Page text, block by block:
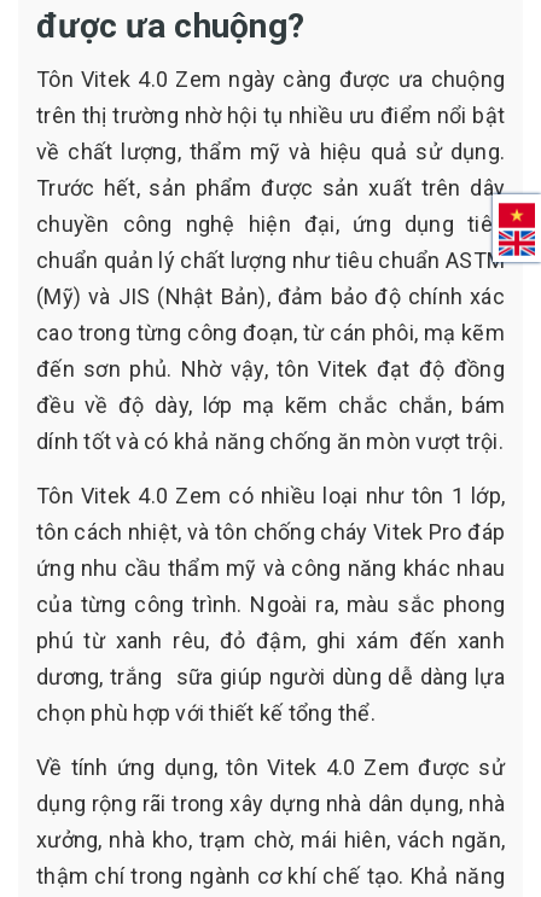
được ưa chuộng?
Tôn Vitek 4.0 Zem ngày càng được ưa chuộng
trên thị trường nhờ hội tụ nhiều ưu điểm nổi bật
về chất lượng, thẩm mỹ và hiệu quả sử dụng.
Trước hết, sản phẩm được sản xuất trên dây
chuyền công nghệ hiện đại, ứng dụng tiêu
chuẩn quản lý chất lượng như tiêu chuẩn ASTM
(Mỹ) và JIS (Nhật Bản), đảm bảo độ chính xác
cao trong từng công đoạn, từ cán phôi, mạ kẽm
đến sơn phủ. Nhờ vậy, tôn Vitek đạt độ đồng
đều về độ dày, lớp mạ kẽm chắc chắn, bám
dính tốt và có khả năng chống ăn mòn vượt trội.
Tôn Vitek 4.0 Zem có nhiều loại như tôn 1 lớp,
tôn cách nhiệt, và tôn chống cháy Vitek Pro đáp
ứng nhu cầu thẩm mỹ và công năng khác nhau
của từng công trình. Ngoài ra, màu sắc phong
phú từ xanh rêu, đỏ đậm, ghi xám đến xanh
dương, trắng sữa giúp người dùng dễ dàng lựa
chọn phù hợp với thiết kế tổng thể.
Về tính ứng dụng, tôn Vitek 4.0 Zem được sử
dụng rộng rãi trong xây dựng nhà dân dụng, nhà
xưởng, nhà kho, trạm chờ, mái hiên, vách ngăn,
thậm chí trong ngành cơ khí chế tạo. Khả năng